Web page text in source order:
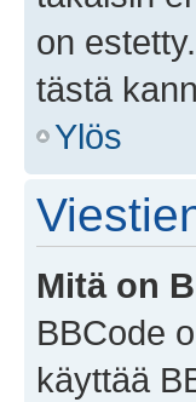
on
tästä
Ylös
Mitä on
BBCode
käyttää